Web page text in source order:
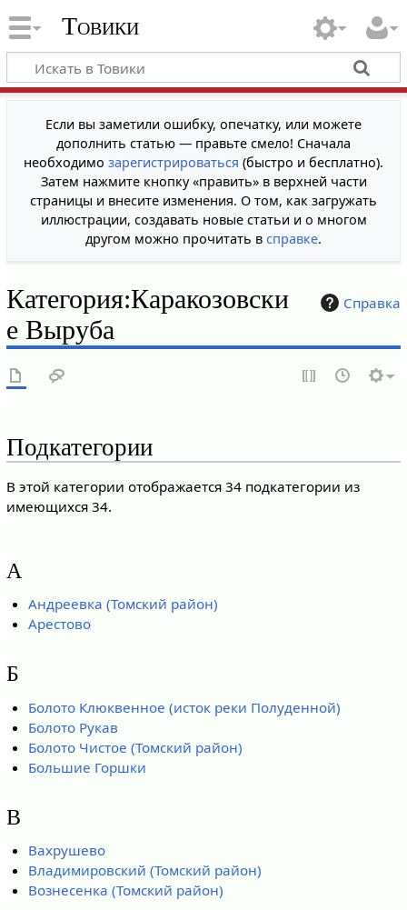
Товики
Если вы заметили ошибку, опечатку, или можете
дополнить статью — правьте смело! Сначала
необходимо зарегистрироваться (быстро и бесплатно).
Затем нажмите кнопку «править» в верхней части
страницы и внесите изменения. О том, как загружать
иллюстрации, создавать новые статьи и о многом
другом можно прочитать в справке.
Справка
Категория:Каракозовски
е Выруба
Подкатегории
В этой категории отображается 34 подкатегории из
имеющихся 34.
А
Андреевка (Томский район)
Арестово
Б
Болото Клюквенное (исток реки Полуденной)
Болото Рукав
Болото Чистое (Томский район)
Большие Горшки
В
Вахрушево
Владимировский (Томский район)
Вознесенка (Томский район)